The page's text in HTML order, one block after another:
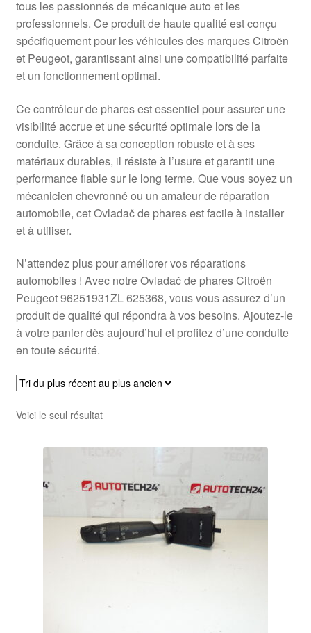
Mon compte
Paiements
Panier
Plainte
Politique de confidentialité
Procédure de Réclamation
Termes et conditions
tous les passionnés de mécanique auto et les
professionnels. Ce produit de haute qualité est conçu
spécifiquement pour les véhicules des marques Citroën
et Peugeot, garantissant ainsi une compatibilité parfaite
et un fonctionnement optimal.
Ce contrôleur de phares est essentiel pour assurer une
visibilité accrue et une sécurité optimale lors de la
conduite. Grâce à sa conception robuste et à ses
matériaux durables, il résiste à l’usure et garantit une
performance fiable sur le long terme. Que vous soyez un
mécanicien chevronné ou un amateur de réparation
automobile, cet Ovladač de phares est facile à installer
et à utiliser.
N’attendez plus pour améliorer vos réparations
automobiles ! Avec notre Ovladač de phares Citroën
Peugeot 96251931ZL 625368, vous vous assurez d’un
produit de qualité qui répondra à vos besoins. Ajoutez-le
à votre panier dès aujourd’hui et profitez d’une conduite
en toute sécurité.
Voici le seul résultat